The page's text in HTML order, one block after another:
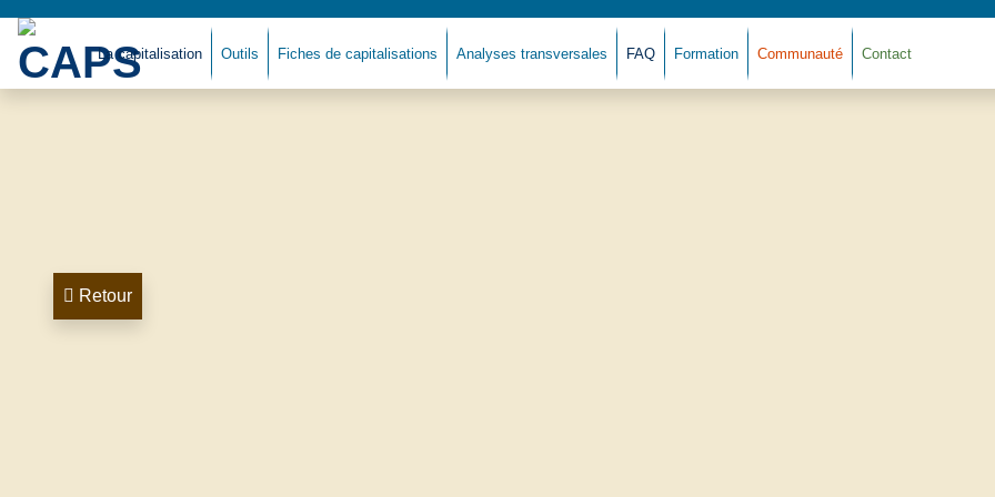
La capitalisation Outils Fiches de capitalisations Analyses transversales FAQ Formation Communauté Contact
Retour